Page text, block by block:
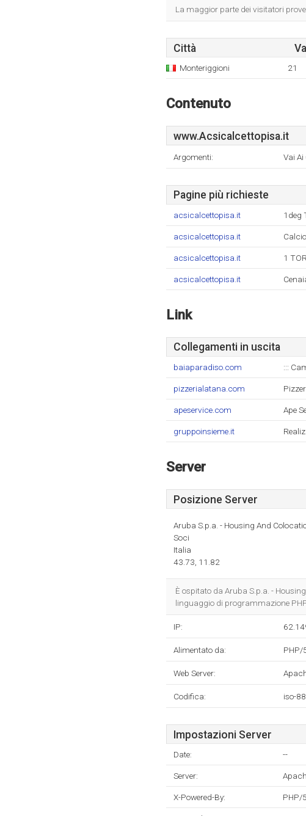
La maggior parte dei visitatori
Città
Monteriggioni 21
Contenuto
www.Acsicalcettopisa.it
Argomenti: Vai Ai
Pagine più richieste
acsicalcettopisa.it 1deg
acsicalcettopisa.it
acsicalcettopisa.it 1
acsicalcettopisa.it
Link
Collegamenti in uscita
baiaparadiso.com :::
pizzerialatana.com
apeservice.com Ape
gruppoinsieme.it
Server
Posizione Server
Aruba S.p.a. - Housing And
Soci
Italia
43.73, 11.82
È ospitato da Aruba S.p.a. -
linguaggio di programmazione
IP:
Alimentato da: PHP/
Web Server:
Codifica: iso-
Impostazioni Server
Date: --
Server:
X-Powered-By: PHP/